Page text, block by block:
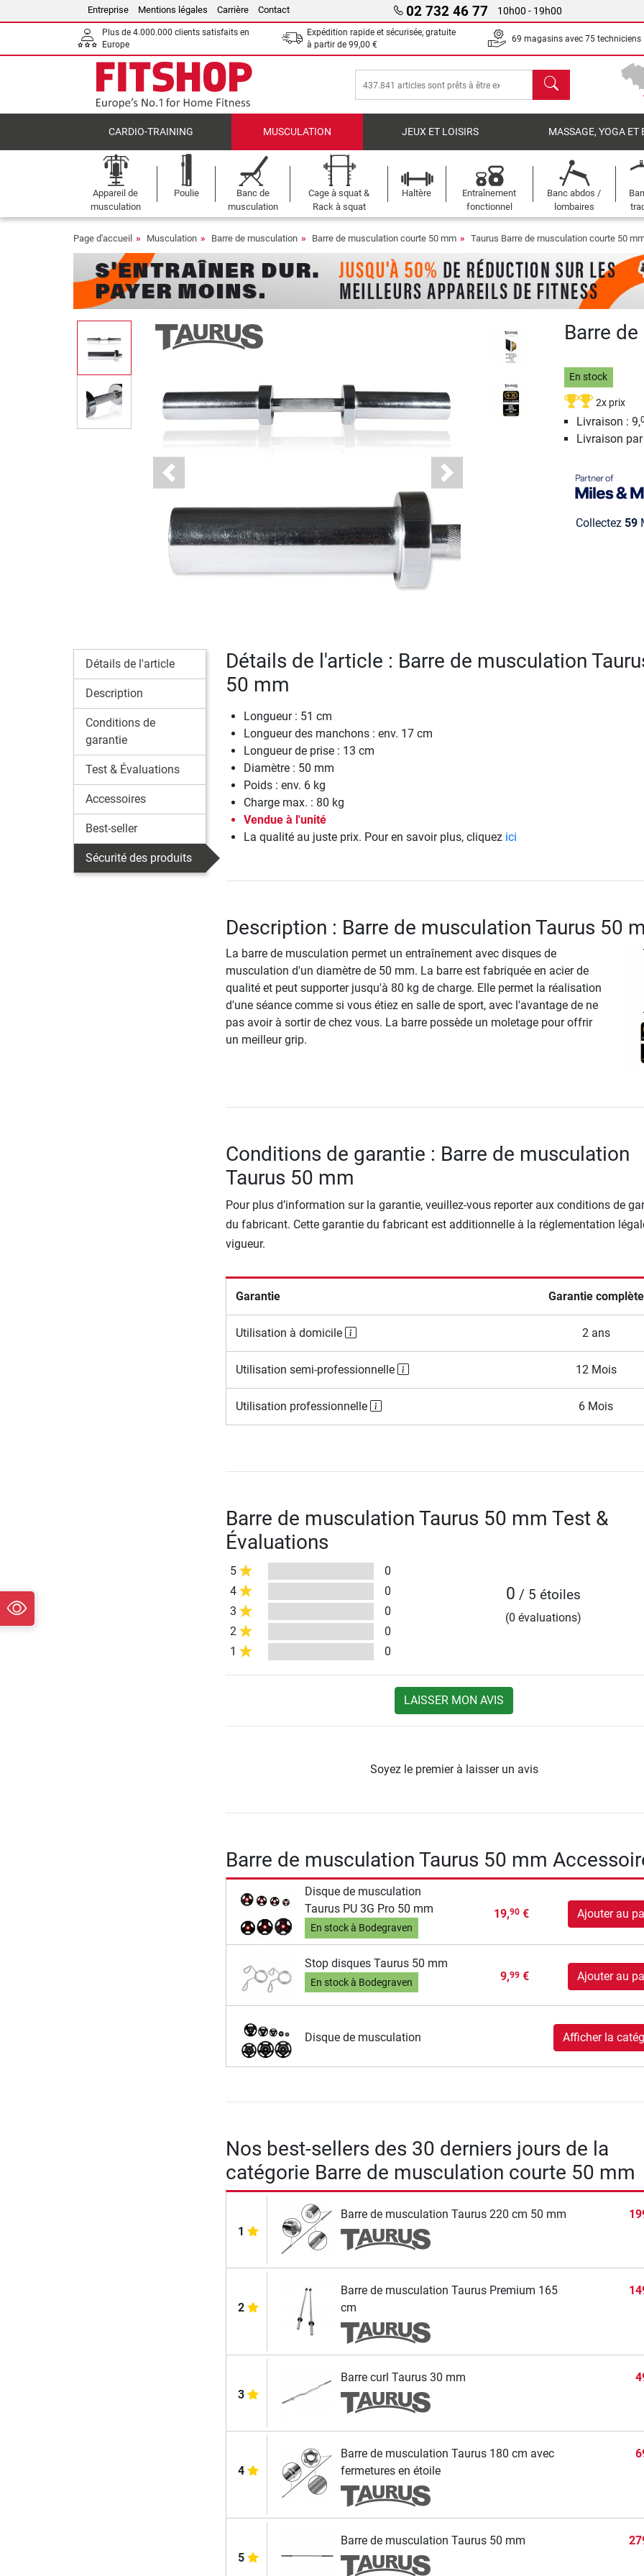
Entreprise Mentions légales Carrière Contact 02 732 46 77 10h00 - 19h00
Plus de 4.000.000 clients satisfaits en
Europe
Expédition rapide et sécurisée, gratuite
à partir de 99,00 €
69 magasins avec 75 techniciens
chercher
CARDIO-TRAINING MUSCULATION JEUX ET LOISIRS MASSAGE, YOGA ET
Appareil de
musculation
Poulie
Banc de
musculation
Cage à squat &
Rack à squat
Haltère
Entraînement
fonctionnel
Banc abdos /
lombaires
Page d'accueil Musculation Barre de musculation Barre de musculation courte 50 mm Taurus Barre de musculation courte 50
Previous Next
Barre
En stock
2x prix
Livraison : 9,
Livraison par
Collectez 59
Détails de l'article
Description
Conditions de
garantie
Test & Évaluations
Accessoires
Best-seller
Sécurité des produits
Détails de l'article : Barre de musculation
50 mm
Longueur : 51 cm
Longueur des manchons : env. 17 cm
Longueur de prise : 13 cm
Diamètre : 50 mm
Poids : env. 6 kg
Charge max. : 80 kg
Vendue à l'unité
La qualité au juste prix. Pour en savoir plus, cliquez ici
Description : Barre de musculation Taurus 50
La barre de musculation permet un entraînement avec disques de
musculation d'un diamètre de 50 mm. La barre est fabriquée en acier de
qualité et peut supporter jusqu'à 80 kg de charge. Elle permet la réalisation
d'une séance comme si vous étiez en salle de sport, avec l'avantage de ne
pas avoir à sortir de chez vous. La barre possède un moletage pour offrir
un meilleur grip.
Conditions de garantie : Barre de musculation
Taurus 50 mm
Pour plus d’information sur la garantie, veuillez-vous reporter aux conditions de
du fabricant. Cette garantie du fabricant est additionnelle à la réglementation
vigueur.
Garantie Garantie complète
Utilisation à domicile 2 ans
Utilisation semi-professionnelle 12 Mois
Utilisation professionnelle 6 Mois
Barre de musculation Taurus 50 mm Test &
Évaluations
5
0
4
0
3
0
2
0
1
0
0 / 5 étoiles
(0 évaluations)
LAISSER MON AVIS
Soyez le premier à laisser un avis
Barre de musculation Taurus 50 mm
Disque de musculation
Taurus PU 3G Pro 50 mm
En stock à Bodegraven
19,90€ Ajouter au
Stop disques Taurus 50 mm
En stock à Bodegraven 9,99€ Ajouter au
Disque de musculation Afficher la
Nos best-sellers des 30 derniers jours de la
catégorie Barre de musculation courte 50 mm
1
Barre de musculation Taurus 220 cm 50 mm
2
Barre de musculation Taurus Premium 165
cm
3
Barre curl Taurus 30 mm
4
Barre de musculation Taurus 180 cm avec
fermetures en étoile
5
Barre de musculation Taurus 50 mm